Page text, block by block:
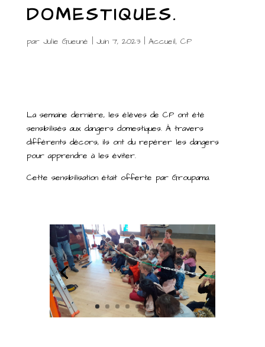
DOMESTIQUES.
par Julie Gueuné | Juin 7, 2023| Accueil, CP
La semaine dernière, les élèves de CP ont été
sensibilisés aux dangers domestiques. À travers
différents décors, ils ont du repérer les dangers
pour apprendre à les éviter.
Cette sensibilisation était offerte par Groupama.